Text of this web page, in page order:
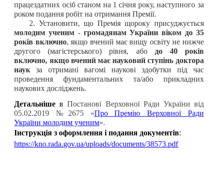
працездатних осіб станом на 1 січня року, наступного за
роком подання робіт на отримання Премії.
2. Установити, що Премія щороку присуджується
молодим ученим - громадянам України віком до 35
років включно, якщо вчений має вищу освіту не нижче
другого (магістерського) рівня, або до 40 років
включно, якщо вчений має науковий ступінь доктора
наук за отримані вагомі наукові здобутки під час
проведення фундаментальних та/або прикладних
наукових досліджень.
Детальніше вПостанові Верховної Ради України від
05.02.2019 №2675
«Про Премію Верховної Ради
України молодим ученим».
Інструкція з оформлення і подання документів:
https://kno.rada.gov.ua/uploads/documents/38573.pdf